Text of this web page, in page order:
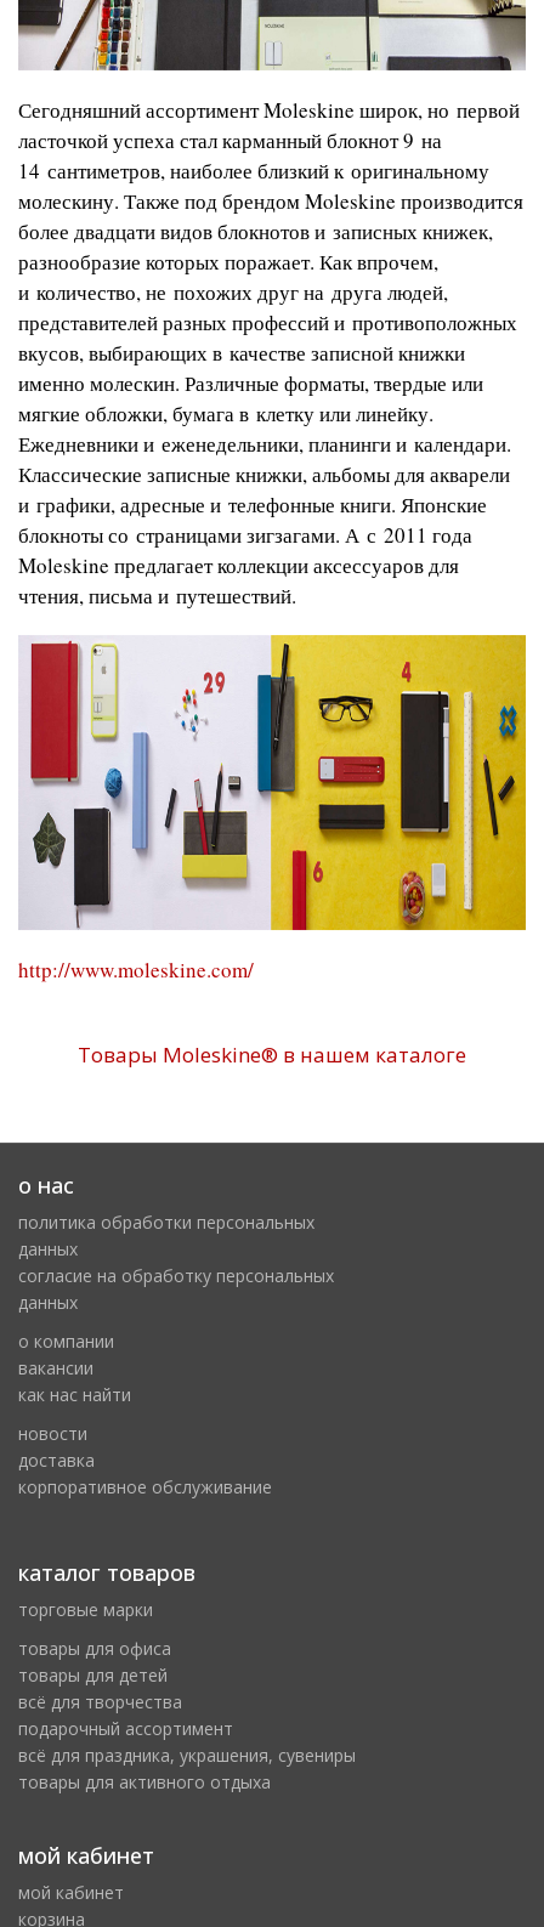
Сегодняшний ассортимент Moleskine широк, но первой
ласточкой успеха стал карманный блокнот 9 на
14 сантиметров, наиболее близкий к оригинальному
молескину. Также под брендом Moleskine производится
более двадцати видов блокнотов и записных книжек,
разнообразие которых поражает. Как впрочем,
и количество, не похожих друг на друга людей,
представителей разных профессий и противоположных
вкусов, выбирающих в качестве записной книжки
именно молескин. Различные форматы, твердые или
мягкие обложки, бумага в клетку или линейку.
Ежедневники и еженедельники, планинги и календари.
Классические записные книжки, альбомы для акварели
и графики, адресные и телефонные книги. Японские
блокноты со страницами зигзагами. А с 2011 года
Moleskine предлагает коллекции аксессуаров для
чтения, письма и путешествий.
http://www.moleskine.com/
Товары Moleskine® в нашем каталоге
о нас
политика обработки персональных
данных
cогласие на обработку персональных
данных
о компании
вакансии
как нас найти
новости
доставка
корпоративное обслуживание
каталог товаров
торговые марки
товары для офиса
товары для детей
всё для творчества
подарочный ассортимент
всё для праздника, украшения, сувениры
товары для активного отдыха
мой кабинет
мой кабинет
корзина